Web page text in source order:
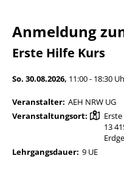
Anmeldung
Erste Hilfe Kurs
So. 30.08.2026, 11:00 - 18:30
Veranstalter: AEH NRW UG
Veranstaltungsort:
13
Lehrgangsdauer: 9 UE